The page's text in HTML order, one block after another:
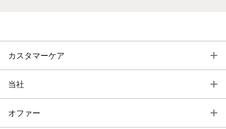
カスタマーケア
当社
オファー